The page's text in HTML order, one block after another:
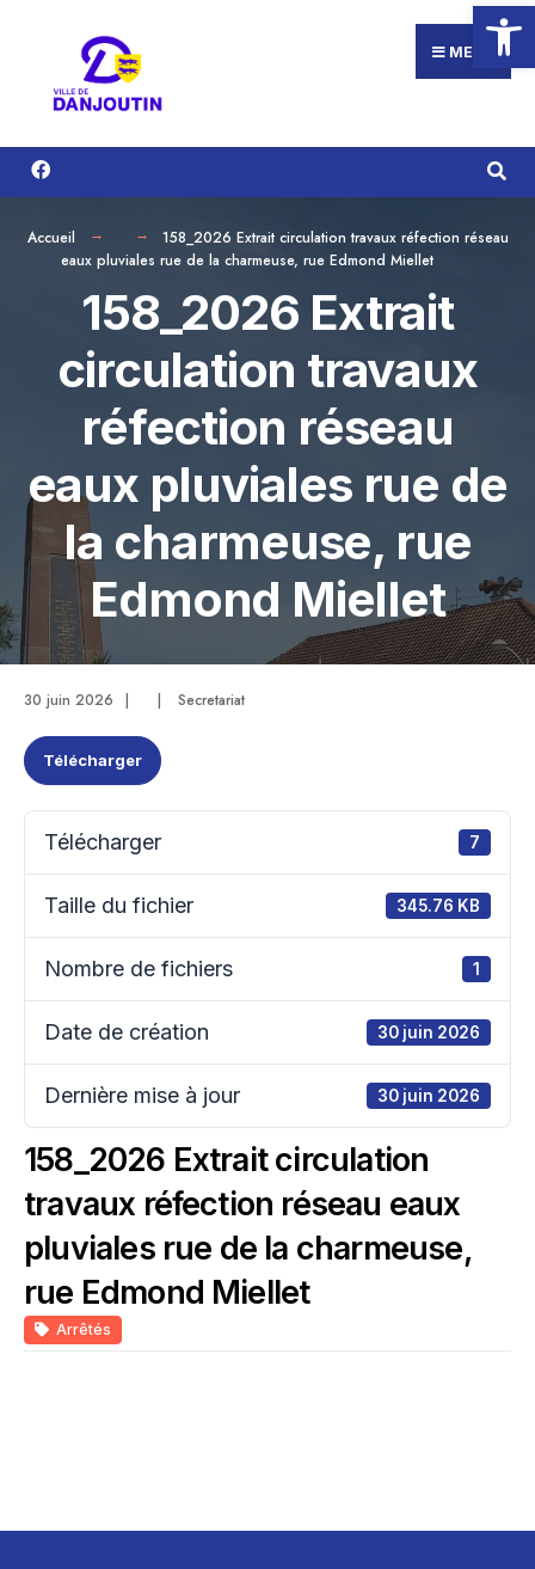
Ouvrir
contenu
MENU
Accueil
158_2026 Extrait circulation travaux réfection réseau
eaux pluviales rue de la charmeuse, rue Edmond Miellet
158_2026 Extrait
circulation travaux
réfection réseau
eaux pluviales rue de
la charmeuse, rue
Edmond Miellet
30 juin 2026 | | Secretariat
Télécharger
Télécharger 7
Taille du fichier 345.76 KB
Nombre de fichiers 1
Date de création 30 juin 2026
Dernière mise à jour 30 juin 2026
158_2026 Extrait circulation
travaux réfection réseau eaux
pluviales rue de la charmeuse,
rue Edmond Miellet
Arrêtés
for: